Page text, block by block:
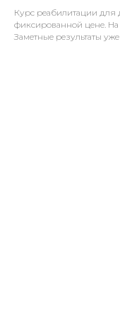
Курс реабилитации
фиксированной цене.
Заметные результаты